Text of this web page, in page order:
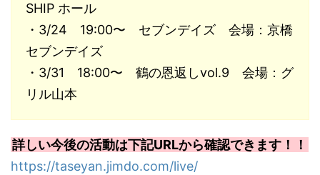
SHIP ホール
・3/24 19:00〜 セブンデイズ 会場：京橋
セブンデイズ
・3/31 18:00〜 鶴の恩返しvol.9 会場：グ
リル山本
詳しい今後の活動は下記URLから確認できます！！
https://taseyan.jimdo.com/live/